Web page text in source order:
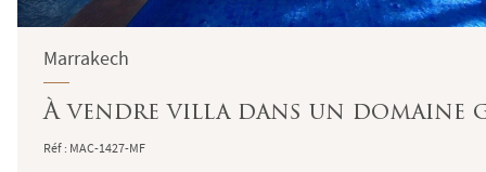
Marrakech
À vendre villa dans un domaine
Réf : MAC-1427-MF